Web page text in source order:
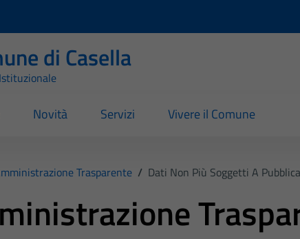
di Casella
Novità Servizi Vivere il Comune
Trasparente / Dati Non Più Soggetti A